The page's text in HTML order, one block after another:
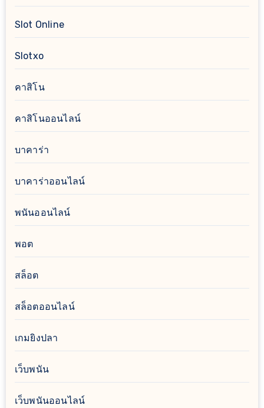
Slot Online
Slotxo
คาสิโน
คาสิโนออนไลน์
บาคาร่า
บาคาร่าออนไลน์
พนันออนไลน์
พอต
สล็อต
สล็อตออนไลน์
เกมยิงปลา
เว็บพนัน
เว็บพนันออนไลน์